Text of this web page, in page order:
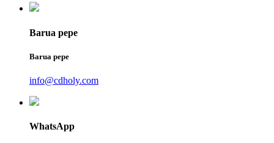
Barua pepe
Barua pepe
info@cdholy.com
WhatsApp